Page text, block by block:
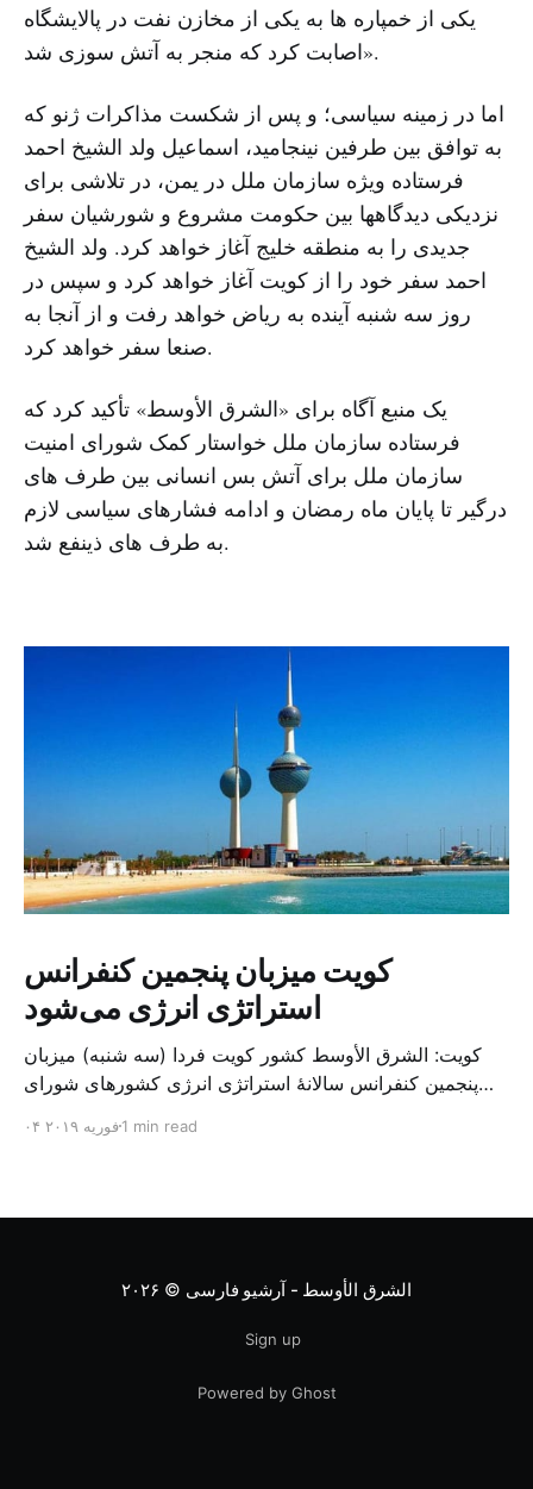
یکی از خمپاره ها به یکی از مخازن نفت در پالایشگاه
اصابت کرد که منجر به آتش سوزی شد».
اما در زمینه سیاسی؛ و پس از شکست مذاکرات ژنو که
به توافق بین طرفین نینجامید، اسماعیل ولد الشیخ احمد
فرستاده ویژه سازمان ملل در یمن، در تلاشی برای
نزدیکی دیدگاهها بین حکومت مشروع و شورشیان سفر
جدیدی را به منطقه خلیج آغاز خواهد کرد. ولد الشیخ
احمد سفر خود را از کویت آغاز خواهد کرد و سپس در
روز سه شنبه آینده به ریاض خواهد رفت و از آنجا به
صنعا سفر خواهد کرد.
یک منبع آگاه برای «الشرق الأوسط» تأکید کرد که
فرستاده سازمان ملل خواستار کمک شورای امنیت
سازمان ملل برای آتش بس انسانی بین طرف های
درگیر تا پایان ماه رمضان و ادامه فشارهای سیاسی لازم
به طرف های ذینفع شد.
کویت میزبان پنجمین کنفرانس
استراتژی انرژی می‌شود
کویت: الشرق الأوسط کشور کویت فردا (سه شنبه) میزبان
پنجمین کنفرانس سالانهٔ استراتژی انرژی کشورهای شورای
متخصص از شرکت‌های جهانی نفت و گاز در این کنفرانس
۰۴ فوریه ۲۰۱۹1 min read
الشرق الأوسط - آرشیو فارسی © ۲۰۲۶
Sign up
Powered by Ghost